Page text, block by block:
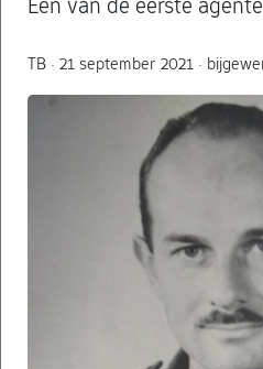
Een van de eerste
TB · 21 september 2021 ·